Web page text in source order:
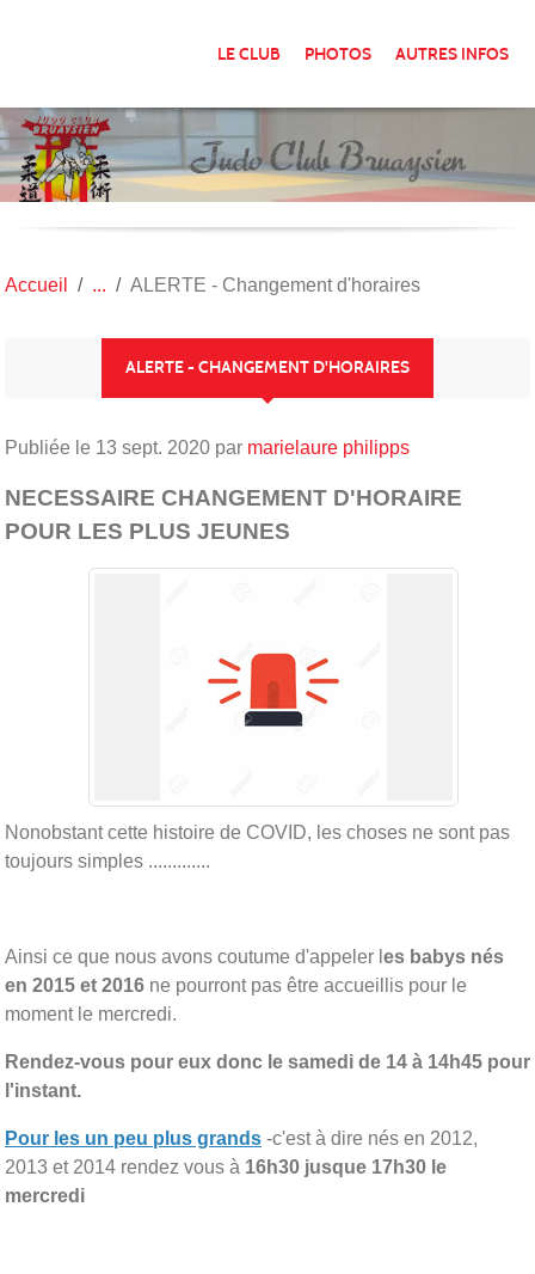
LE CLUB PHOTOS AUTRES INFOS
Accueil ALERTE - Changement d'horaires
ALERTE - CHANGEMENT D'HORAIRES
Publiée le 13 sept. 2020 par marielaure philipps
NECESSAIRE CHANGEMENT D'HORAIRE
POUR LES PLUS JEUNES
Nonobstant cette histoire de COVID, les choses ne sont pas
toujours simples .............
Ainsi ce que nous avons coutume d'appeler l es babys nés
en 2015 et 2016 ne pourront pas être accueillis pour le
moment le mercredi.
Rendez-vous pour eux donc le samedi de 14 à 14h45 pour
l'instant.
Pour les un peu plus grands -c'est à dire nés en 2012,
2013 et 2014 rendez vous à 16h30 jusque 17h30 le
mercredi